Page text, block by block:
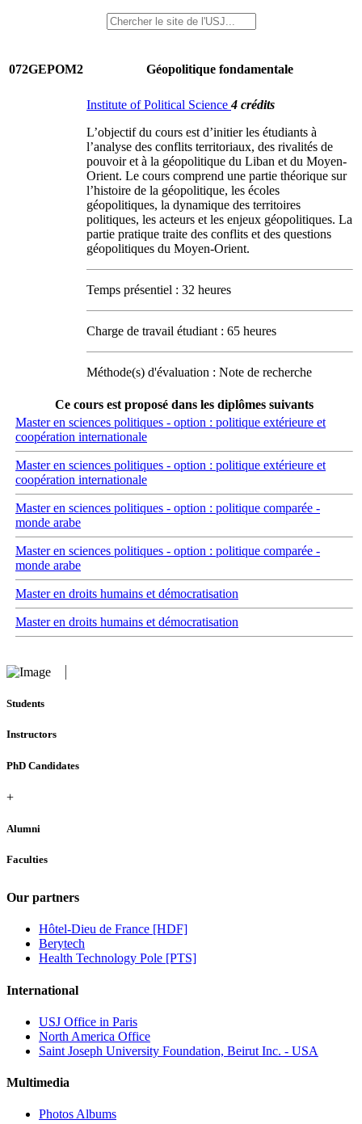
072GEPOM2 Géopolitique fondamentale
Institute of Political Science4 crédits
L’objectif du cours est d’initier les étudiants à
l’analyse des conflits territoriaux, des rivalités de
pouvoir et à la géopolitique du Liban et du Moyen-
Orient. Le cours comprend une partie théorique sur
l’histoire de la géopolitique, les écoles
géopolitiques, la dynamique des territoires
politiques, les acteurs et les enjeux géopolitiques. La
partie pratique traite des conflits et des questions
géopolitiques du Moyen-Orient.
Temps présentiel : 32 heures
Charge de travail étudiant : 65 heures
Méthode(s) d'évaluation : Note de recherche
Ce cours est proposé dans les diplômes suivants
Master en sciences politiques - option : politique extérieure et
coopération internationale
Master en sciences politiques - option : politique extérieure et
coopération internationale
Master en sciences politiques - option : politique comparée -
monde arabe
Master en sciences politiques - option : politique comparée -
monde arabe
Master en droits humains et démocratisation
Master en droits humains et démocratisation
Students
Instructors
PhD Candidates
+
Alumni
Faculties
Our partners
Hôtel-Dieu de France [HDF]
Berytech
Health Technology Pole [PTS]
International
USJ Office in Paris
North America Office
Saint Joseph University Foundation, Beirut Inc. - USA
Multimedia
Photos Albums